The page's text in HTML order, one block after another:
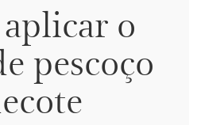
o
pescoço